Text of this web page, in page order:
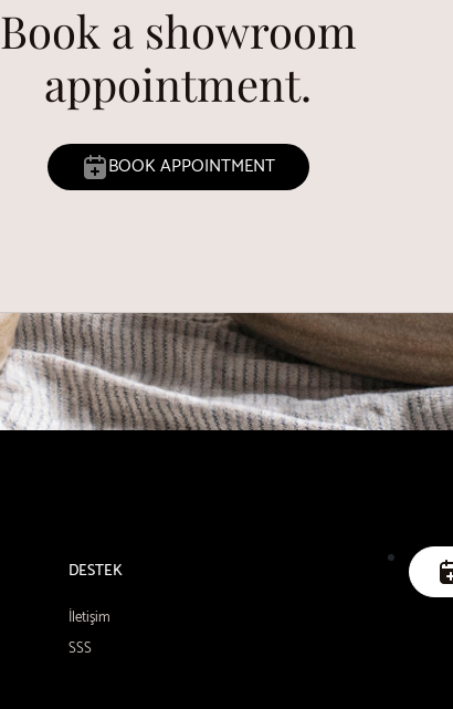
Book a showroom
appointment.
BOOK APPOINTMENT
DESTEK
İletişim
SSS